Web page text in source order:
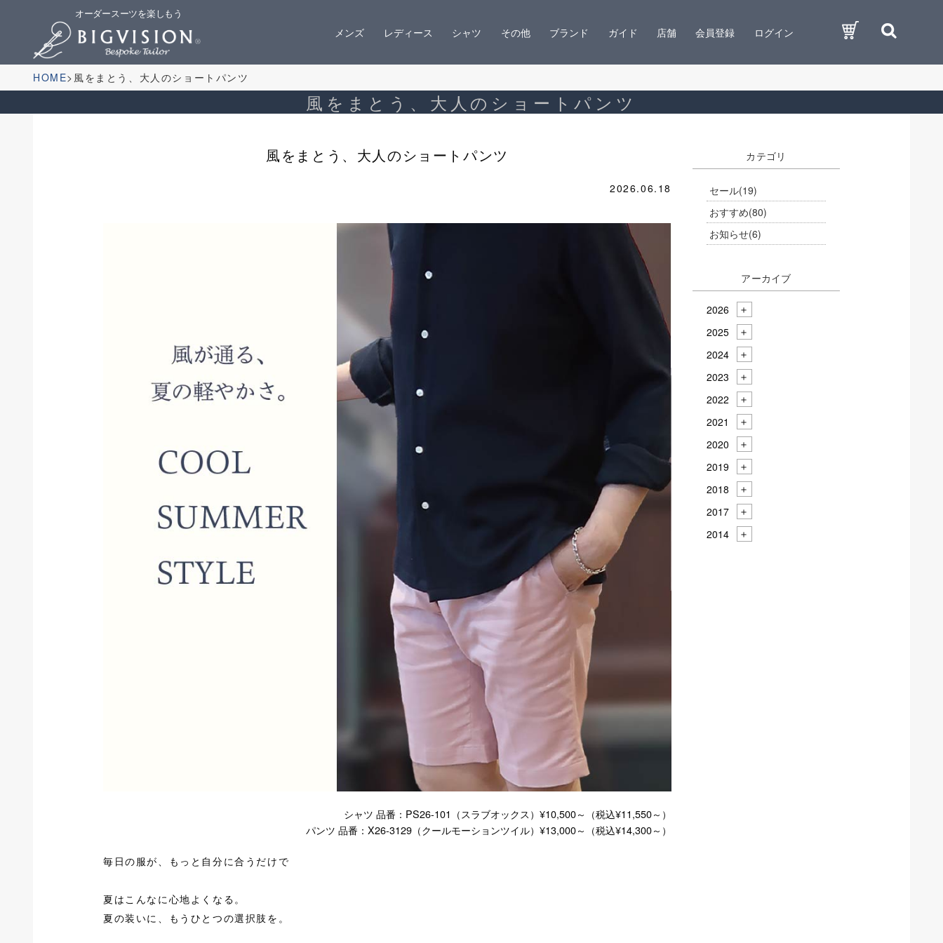
オーダースーツを楽しもう
メンズ レディース シャツ その他 ブランド ガイド 店舗 会員登録 ログイン
HOME 風をまとう、大人のショートパンツ
風をまとう、大人のショートパンツ
風をまとう、大人のショートパンツ
2026.06.18
シャツ 品番：PS26-101（スラブオックス） ¥10,500～（税込¥11,550～）
パンツ 品番：X26-3129（クールモーションツイル） ¥13,000～（税込¥14,300～）
毎日の服が、もっと自分に合うだけで
夏はこんなに心地よくなる。
夏の装いに、もうひとつの選択肢を。
カテゴリ
セール(19)
おすすめ(80)
お知らせ(6)
アーカイブ
2026
2025
2024
2023
2022
2021
2020
2019
2018
2017
2014